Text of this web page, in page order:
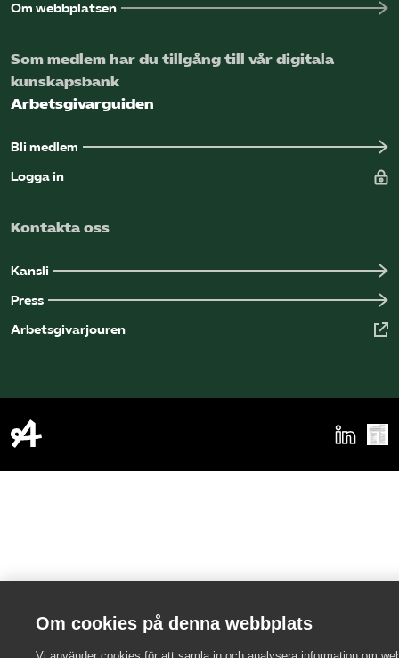
Om webbplatsen
Som medlem har du tillgång till vår digitala
kunskapsbank
Arbetsgivarguiden
Bli medlem
Logga in
Kontakta oss
Kansli
Press
Arbetsgivarjouren
Om cookies på denna webbplats